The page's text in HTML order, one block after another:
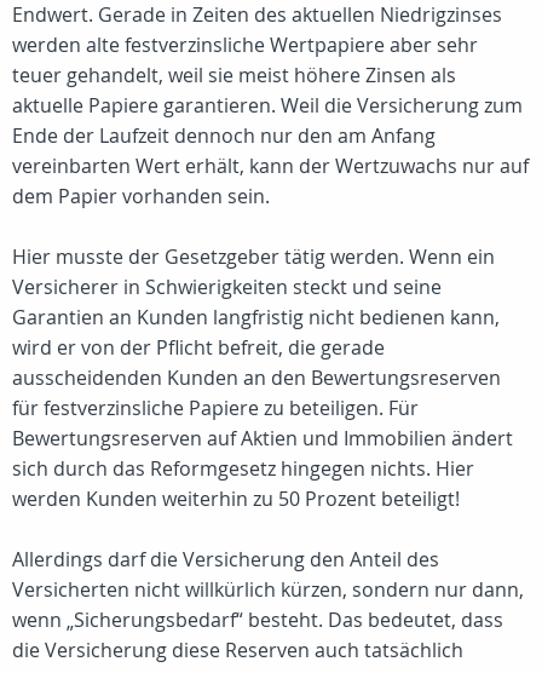
Endwert. Gerade in Zeiten des aktuellen Niedrigzinses
werden alte festverzinsliche Wertpapiere aber sehr
teuer gehandelt, weil sie meist höhere Zinsen als
aktuelle Papiere garantieren. Weil die Versicherung zum
Ende der Laufzeit dennoch nur den am Anfang
vereinbarten Wert erhält, kann der Wertzuwachs nur auf
dem Papier vorhanden sein.
Hier musste der Gesetzgeber tätig werden. Wenn ein
Versicherer in Schwierigkeiten steckt und seine
Garantien an Kunden langfristig nicht bedienen kann,
wird er von der Pflicht befreit, die gerade
ausscheidenden Kunden an den Bewertungsreserven
für festverzinsliche Papiere zu beteiligen. Für
Bewertungsreserven auf Aktien und Immobilien ändert
sich durch das Reformgesetz hingegen nichts. Hier
werden Kunden weiterhin zu 50 Prozent beteiligt!
Allerdings darf die Versicherung den Anteil des
Versicherten nicht willkürlich kürzen, sondern nur dann,
wenn „Sicherungsbedarf“ besteht. Das bedeutet, dass
die Versicherung diese Reserven auch tatsächlich